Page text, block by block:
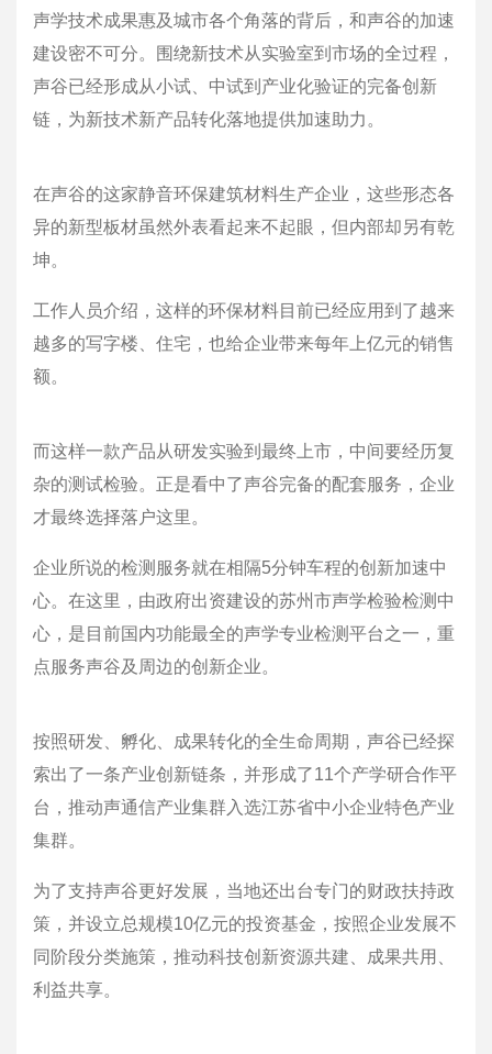
声学技术成果惠及城市各个角落的背后，和声谷的加速
建设密不可分。围绕新技术从实验室到市场的全过程，
声谷已经形成从小试、中试到产业化验证的完备创新
链，为新技术新产品转化落地提供加速助力。
在声谷的这家静音环保建筑材料生产企业，这些形态各
异的新型板材虽然外表看起来不起眼，但内部却另有乾
坤。
工作人员介绍，这样的环保材料目前已经应用到了越来
越多的写字楼、住宅，也给企业带来每年上亿元的销售
额。
而这样一款产品从研发实验到最终上市，中间要经历复
杂的测试检验。正是看中了声谷完备的配套服务，企业
才最终选择落户这里。
企业所说的检测服务就在相隔5分钟车程的创新加速中
心。在这里，由政府出资建设的苏州市声学检验检测中
心，是目前国内功能最全的声学专业检测平台之一，重
点服务声谷及周边的创新企业。
按照研发、孵化、成果转化的全生命周期，声谷已经探
索出了一条产业创新链条，并形成了11个产学研合作平
台，推动声通信产业集群入选江苏省中小企业特色产业
集群。
为了支持声谷更好发展，当地还出台专门的财政扶持政
策，并设立总规模10亿元的投资基金，按照企业发展不
同阶段分类施策，推动科技创新资源共建、成果共用、
利益共享。